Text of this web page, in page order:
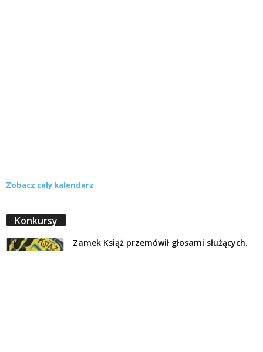
Zobacz cały kalendarz
Konkursy
Zamek Książ przemówił głosami służących.